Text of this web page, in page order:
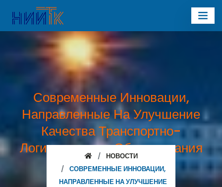
Современные Инновации,
Направленные На Улучшение
Качества Транспортно-
Логистического Обслуживания
Грузовладельцев
НОВОСТИ
СОВРЕМЕННЫЕ ИННОВАЦИИ,
НАПРАВЛЕННЫЕ НА УЛУЧШЕНИЕ